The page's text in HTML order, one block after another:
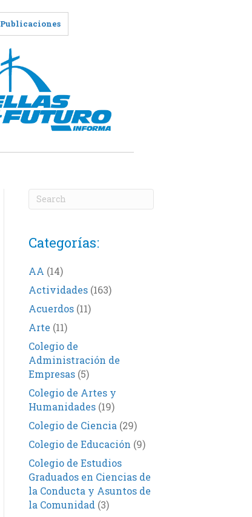
Publicaciones
Categorías:
AA (14)
Actividades(163)
Acuerdos(11)
Arte (11)
Colegio de
Administración de
Empresas(5)
Colegio de Artes y
Humanidades(19)
Colegio de Ciencia (29)
Colegio de Educación (9)
Colegio de Estudios
Graduados en Ciencias de
la Conducta y Asuntos de
la Comunidad (3)